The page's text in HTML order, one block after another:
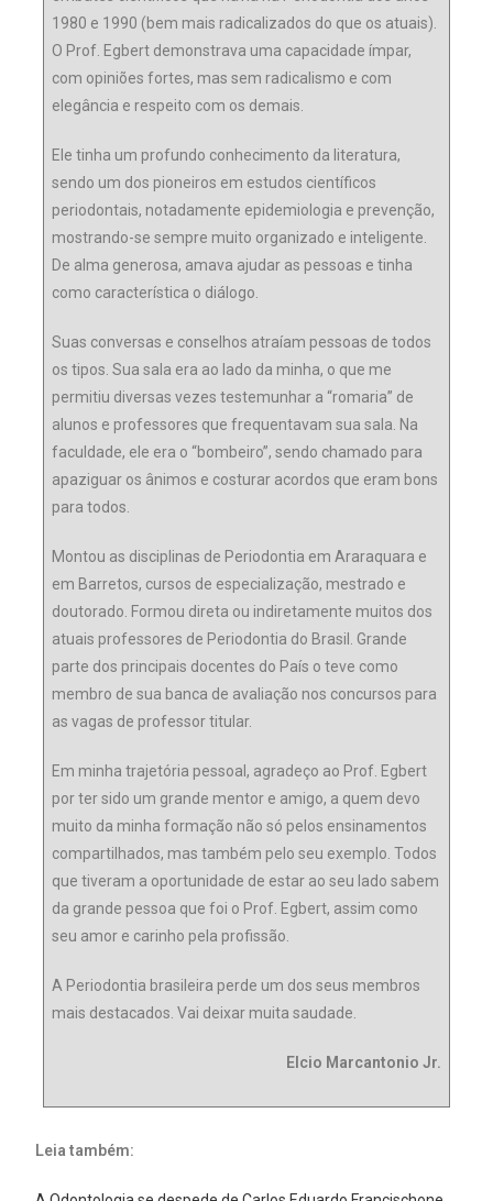
1980 e 1990 (bem mais radicalizados do que os atuais).
O Prof. Egbert demonstrava uma capacidade ímpar,
com opiniões fortes, mas sem radicalismo e com
elegância e respeito com os demais.
Ele tinha um profundo conhecimento da literatura,
sendo um dos pioneiros em estudos científicos
periodontais, notadamente epidemiologia e prevenção,
mostrando-se sempre muito organizado e inteligente.
De alma generosa, amava ajudar as pessoas e tinha
como característica o diálogo.
Suas conversas e conselhos atraíam pessoas de todos
os tipos. Sua sala era ao lado da minha, o que me
permitiu diversas vezes testemunhar a “romaria” de
alunos e professores que frequentavam sua sala. Na
faculdade, ele era o “bombeiro”, sendo chamado para
apaziguar os ânimos e costurar acordos que eram bons
para todos.
Montou as disciplinas de Periodontia em Araraquara e
em Barretos, cursos de especialização, mestrado e
doutorado. Formou direta ou indiretamente muitos dos
atuais professores de Periodontia do Brasil. Grande
parte dos principais docentes do País o teve como
membro de sua banca de avaliação nos concursos para
as vagas de professor titular.
Em minha trajetória pessoal, agradeço ao Prof. Egbert
por ter sido um grande mentor e amigo, a quem devo
muito da minha formação não só pelos ensinamentos
compartilhados, mas também pelo seu exemplo. Todos
que tiveram a oportunidade de estar ao seu lado sabem
da grande pessoa que foi o Prof. Egbert, assim como
seu amor e carinho pela profissão.
A Periodontia brasileira perde um dos seus membros
mais destacados. Vai deixar muita saudade.
Elcio Marcantonio Jr.
Leia também: